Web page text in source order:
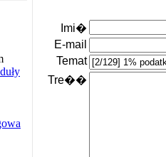
Imi�
E-mail
Temat
Tre��